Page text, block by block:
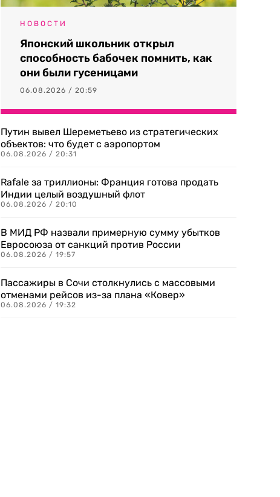
НОВОСТИ
Японский школьник открыл
способность бабочек помнить, как
они были гусеницами
06.08.2026 / 20:59
Путин вывел Шереметьево из стратегических
объектов: что будет с аэропортом
06.08.2026 / 20:31
Rafale за триллионы: Франция готова продать
Индии целый воздушный флот
06.08.2026 / 20:10
В МИД РФ назвали примерную сумму убытков
Евросоюза от санкций против России
06.08.2026 / 19:57
Пассажиры в Сочи столкнулись с массовыми
отменами рейсов из-за плана «Ковер»
06.08.2026 / 19:32